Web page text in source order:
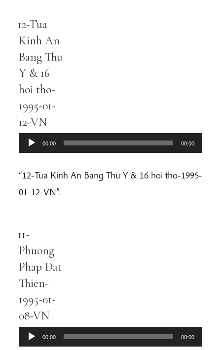
12-Tua
Kinh An
Bang Thu
Y & 16
hoi tho-
1995-01-
12-VN
00:00 00:00
“12-Tua Kinh An Bang Thu Y & 16 hoi tho-1995-
01-12-VN”.
11-
Phuong
Phap Dat
Thien-
1995-01-
08-VN
00:00 00:00